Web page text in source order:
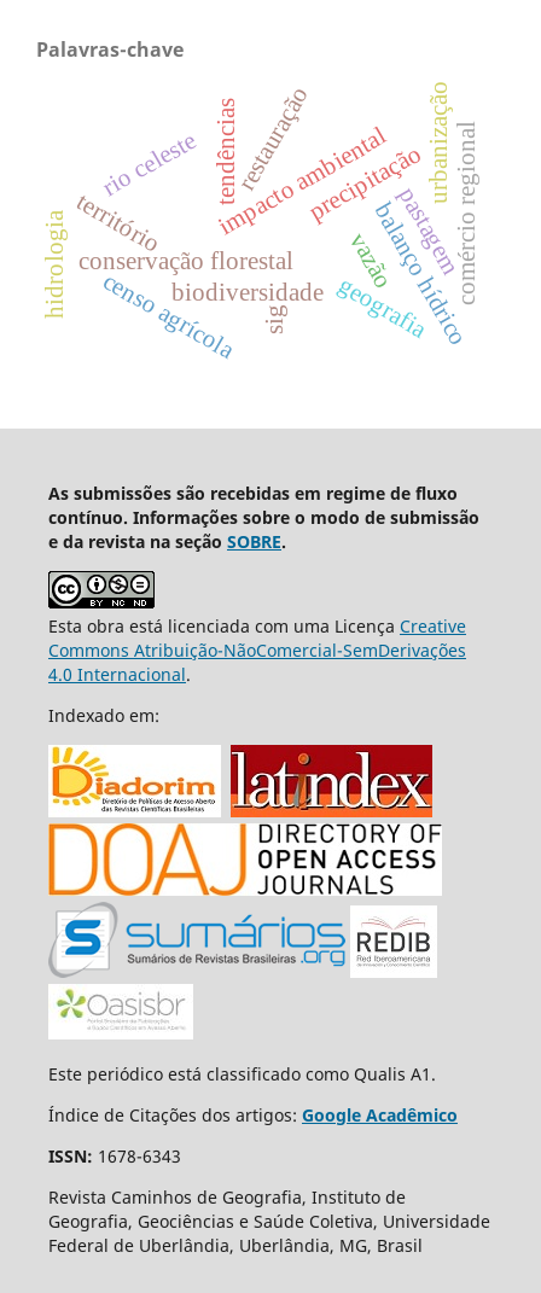
Palavras-chave
conservação florestal
impacto ambiental
censo agrícolabiodiversidade
rio celeste tendências precipitação
vazão
balanço hídrico
hidrologiaterritório comércio regional
restauração
pastagem
urbanização
geografia
sig
As submissões são recebidas em regime de fluxo
contínuo. Informações sobre o modo de submissão
e da revista na seção SOBRE.
Esta obra está licenciada com uma Licença Creative
Commons Atribuição-NãoComercial-SemDerivações
4.0 Internacional.
Indexado em:
Este periódico está classificado como Qualis A1.
Índice de Citações dos artigos: Google Acadêmico
ISSN: 1678-6343
Revista Caminhos de Geografia, Instituto de
Geografia, Geociências e Saúde Coletiva, Universidade
Federal de Uberlândia, Uberlândia, MG, Brasil